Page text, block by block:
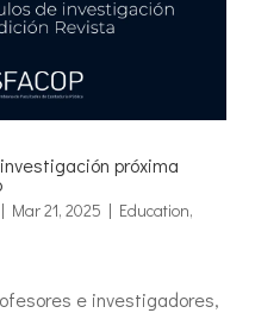
próxima
Mar 21, 2025 | Education,
e investigadores,